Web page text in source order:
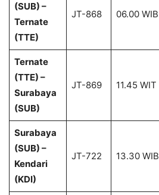
(SUB) –
Ternate
(TTE)
JT-868 06.00 WIB
Ternate
(TTE) –
Surabaya
(SUB)
JT-869 11.45 WIT
Surabaya
(SUB) –
Kendari
(KDI)
JT-722 13.30 WIB